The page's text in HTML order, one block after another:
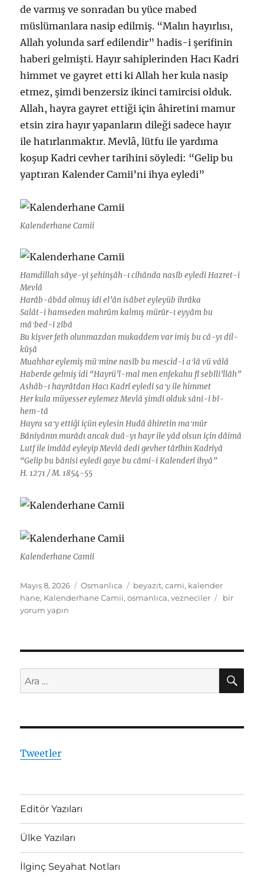
de varmış ve sonradan bu yüce mabed
müslümanlara nasip edilmiş. “Malın hayırlısı,
Allah yolunda sarf edilendir” hadis-i şerifinin
haberi gelmişti. Hayır sahiplerinden Hacı Kadri
himmet ve gayret etti ki Allah her kula nasip
etmez, şimdi benzersiz ikinci tamircisi olduk.
Allah, hayra gayret ettiği için âhiretini mamur
etsin zira hayır yapanların dileği sadece hayır
ile hatırlanmaktır. Mevlâ, lütfu ile yardıma
koşup Kadri cevher tarihini söyledi: “Gelip bu
yaptıran Kalender Camii’ni ihya eyledi”
Kalenderhane Camii
Hamdillah sâye-yi şehinşâh-ı cihânda nasîb eyledi Hazret-i
Mevlâ
Harâb-âbâd olmuş idi el’ân isâbet eyleyüb ihrâka
Salât-i hamseden mahrûm kalmış mürûr-ı eyyâm bu
mâʻbed-i zîbâ
Bu kişver feth olunmazdan mukaddem var imiş bu câ-yı dil-
küşâ
Muahhar eylemiş müʻmine nasîb bu mescid-i aʻlâ vü vâlâ
Haberde gelmiş idi “Hayrü’l-mal men enfekahu fî sebîli’llâh”
Ashâb-ı hayrâtdan Hacı Kadrî eyledi saʻy ile himmet
Her kula müyesser eylemez Mevlâ şimdi olduk sâni-i bî-
hem-tâ
Hayra saʻy ettiği içün eylesin Hudâ âhiretin maʻmûr
Bâniyânın murâdı ancak duâ-yı hayr ile yâd olsun için dâimâ
Lutf ile imdâd eyleyip Mevlâ dedi gevher târîhin Kadriyâ
“Gelip bu bânisi eyledi gaye bu câmi-i Kalenderi ihyâ”
H. 1271 / M. 1854-55
Kalenderhane Camii
Yayın
tarihi
Mayıs 8, 2026 Kategoriler
Osmanlıca Etiketler
beyazıt,cami, kalender
hane, Kalenderhane Camii,osmanlıca,vezneciler
bir
yorum yapın
Ara:
Tweetler
Editör Yazıları
Ülke Yazıları
İlginç Seyahat Notları